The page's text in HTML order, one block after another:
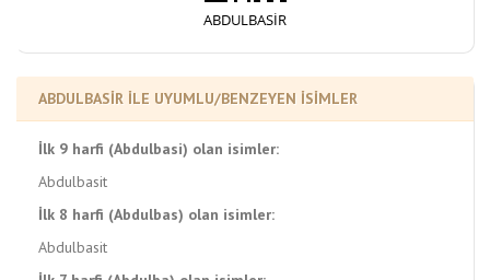
ABDULBASİR İLE UYUMLU/BENZEYEN İSİMLER
İlk 9 harfi (Abdulbasi) olan isimler:
Abdulbasit
İlk 8 harfi (Abdulbas) olan isimler:
Abdulbasit